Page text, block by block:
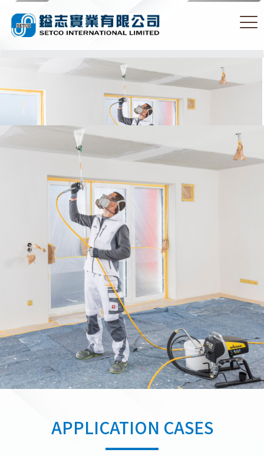
APPLICATION CASES